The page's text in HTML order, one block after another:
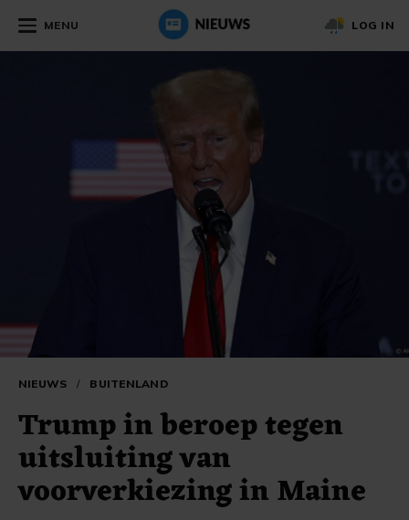
MENU LOG IN
NIEUWS / BUITENLAND
Trump in beroep tegen
uitsluiting van
voorverkiezing in Maine